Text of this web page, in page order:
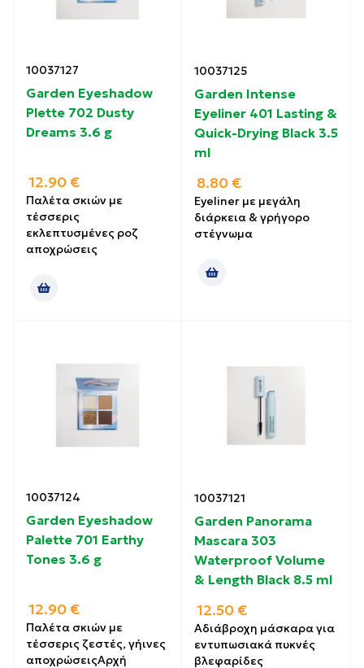
10037127
Garden Eyeshadow
Plette 702 Dusty
Dreams 3.6 g
12.90 €
Παλέτα σκιών με
τέσσερις
εκλεπτυσμένες ροζ
αποχρώσεις
10037125
Garden Intense
Eyeliner 401 Lasting &
Quick-Drying Black 3.5
ml
8.80 €
Eyeliner με μεγάλη
διάρκεια & γρήγορο
στέγνωμα
10037124
Garden Eyeshadow
Palette 701 Earthy
Tones 3.6 g
12.90 €
Παλέτα σκιών με
τέσσερις ζεστές, γήινες
αποχρώσειςΑρχή
10037121
Garden Panorama
Mascara 303
Waterproof Volume
& Length Black 8.5 ml
12.50 €
Αδιάβροχη μάσκαρα για
εντυπωσιακά πυκνές
βλεφαρίδες